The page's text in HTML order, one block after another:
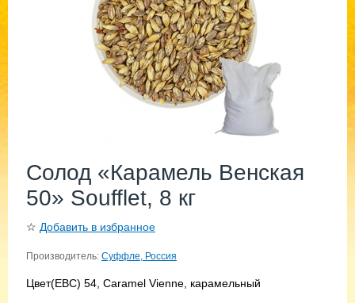
Солод «Карамель Венская
50» Soufflet, 8 кг
☆ Добавить в избранное
Производитель: Суффле, Россия
Цвет(EBC) 54, Caramel Vienne, карамельный